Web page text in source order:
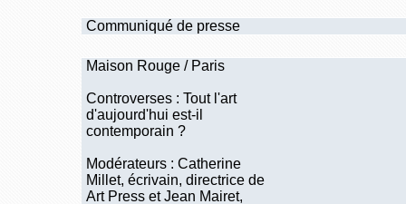
Communiqué de presse
Maison Rouge / Paris
Controverses : Tout l'art
d'aujourd'hui est-il
contemporain ?
Modérateurs : Catherine
Millet, écrivain, directrice de
Art Press et Jean Mairet,